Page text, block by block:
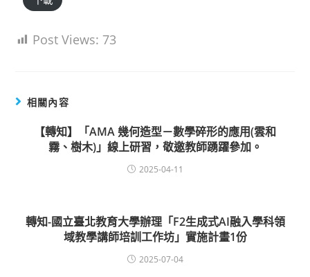
Post Views: 73
相關內容
【轉知】「AMA 幾何造型－數學碎形的應用(雲和
霧、樹木)」線上研習，敬邀教師踴躍參加。
2025-04-11
轉知-國立臺北教育大學辦理「F2生成式AI融入學科領
域教學講師培訓工作坊」實施計畫1份
2025-07-04